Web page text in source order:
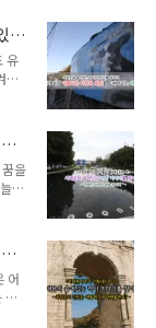
고,
들
필
유
있
으
까
,
을
은
남
으
립
어
장
늘